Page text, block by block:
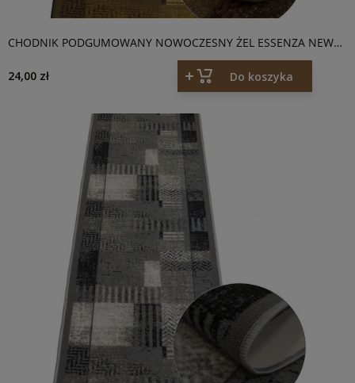
CHODNIK PODGUMOWANY NOWOCZESNY ŻEL ESSENZA NEW
24,00 zł
Do koszyka